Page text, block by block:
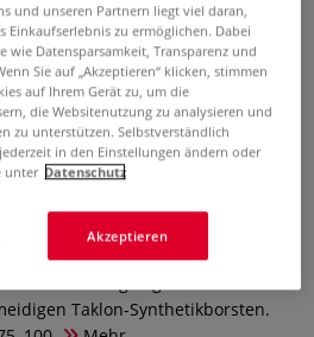
2er-Set,
Synthetikfasern
Taklon-Synthetikborsten.
und unseren Partnern liegt viel daran,
Einkaufserlebnis zu ermöglichen. Dabei
wie Datensparsamkeit, Transparenz und
Sie auf „Akzeptieren“ klicken, stimmen
auf Ihrem Gerät zu, um die
die Websitenutzung zu analysieren und
zu unterstützen. Selbstverständlich
in den Einstellungen ändern oder
unter Datenschutz
Akzeptieren